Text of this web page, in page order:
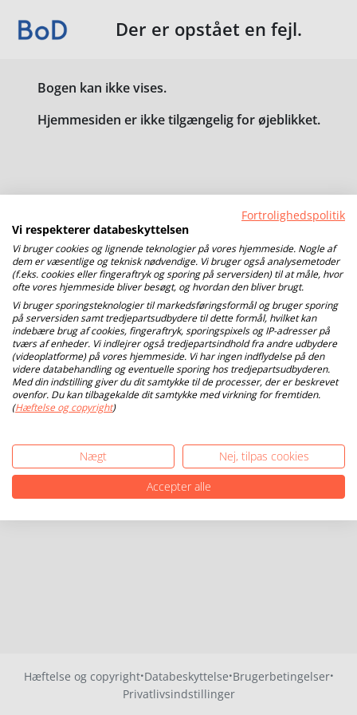
Der er opstået en fejl.
Bogen kan ikke vises.
Hjemmesiden er ikke tilgængelig for øjeblikket.
Hæftelse og copyright·Databeskyttelse·Brugerbetingelser·
Privatlivsindstillinger
Fortrolighedspolitik
Vi respekterer databeskyttelsen
Vi bruger cookies og lignende teknologier på vores hjemmeside. Nogle af
dem er væsentlige og teknisk nødvendige. Vi bruger også analysemetoder
(f.eks. cookies eller fingeraftryk og sporing på serversiden) til at måle, hvor
ofte vores hjemmeside bliver besøgt, og hvordan den bliver brugt.
Vi bruger sporingsteknologier til markedsføringsformål og bruger sporing
på serversiden samt tredjepartsudbydere til dette formål, hvilket kan
indebære brug af cookies, fingeraftryk, sporingspixels og IP-adresser på
tværs af enheder. Vi indlejrer også tredjepartsindhold fra andre udbydere
(videoplatforme) på vores hjemmeside. Vi har ingen indflydelse på den
videre databehandling og eventuelle sporing hos tredjepartsudbyderen.
Med din indstilling giver du dit samtykke til de processer, der er beskrevet
ovenfor. Du kan tilbagekalde dit samtykke med virkning for fremtiden.
(Hæftelse og copyright)
Nægt
Nej, tilpas cookies
Accepter alle